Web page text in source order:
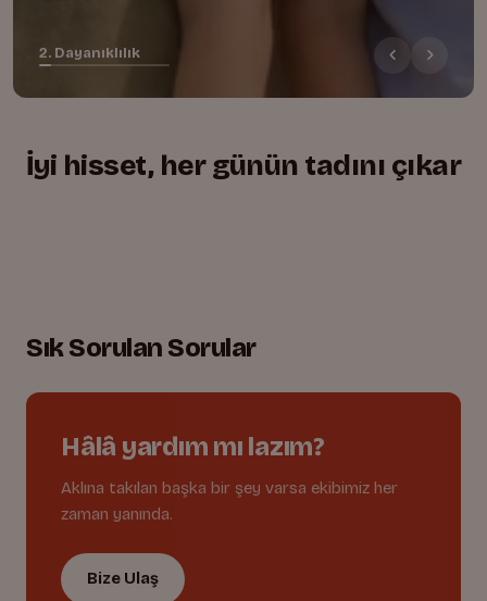
2. Dayanıklılık
İyi hisset, her günün tadını çıkar
+
Sık Sorulan Sorular
Hâlâ yardım mı lazım?
Aklına takılan başka bir şey varsa ekibimiz her
zaman yanında.
Bize Ulaş